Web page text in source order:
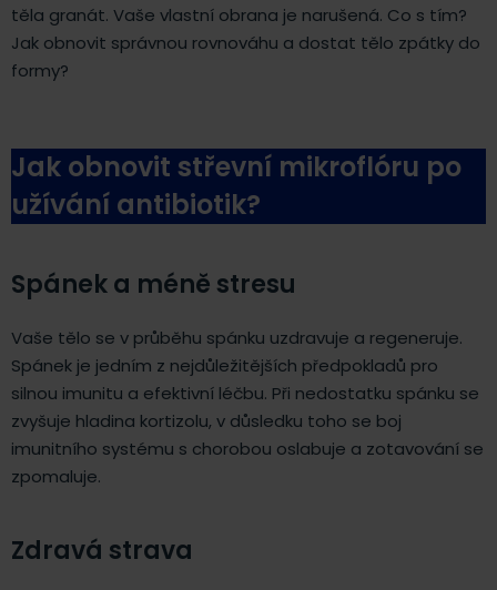
těla granát. Vaše vlastní obrana je narušená. Co s tím?
Jak obnovit správnou rovnováhu a dostat tělo zpátky do
formy?
Jak obnovit střevní mikroflóru po
užívání antibiotik?
Spánek a méně stresu
Vaše tělo se v průběhu spánku uzdravuje a regeneruje.
Spánek je jedním z nejdůležitějších předpokladů pro
silnou imunitu a efektivní léčbu. Při nedostatku spánku se
zvyšuje hladina kortizolu, v důsledku toho se boj
imunitního systému s chorobou oslabuje a zotavování se
zpomaluje.
Zdravá strava